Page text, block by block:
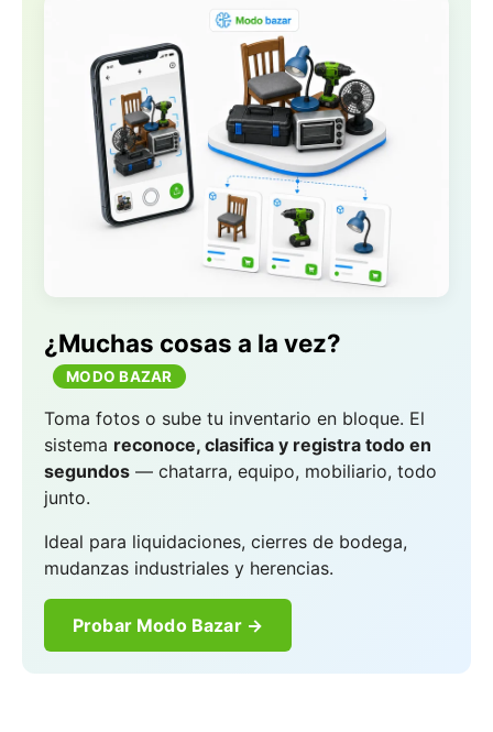
¿Muchas cosas a la vez?
MODO BAZAR
Toma fotos o sube tu inventario en bloque. El
sistema reconoce, clasifica y registra todo en
segundos — chatarra, equipo, mobiliario, todo
junto.
Ideal para liquidaciones, cierres de bodega,
mudanzas industriales y herencias.
Probar Modo Bazar →